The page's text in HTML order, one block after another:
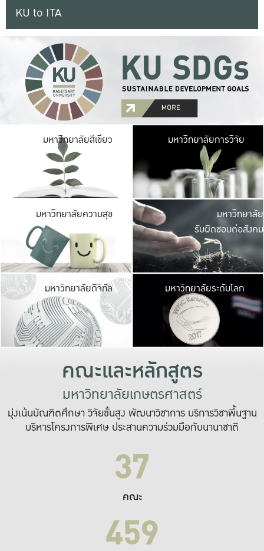
KU to ITA
มหาวิทยาลัยสีเขียว มหาวิ
มีพื้นที่เขียวสดใส
เป็นป่าในเมือง เกษต
มหาวิทยาลัยการวิจัย
มหาวิทยาลัยความสุข มหาวิ
ค
เปิดประ
และพบเรื่องราวใ
มหาวิทยาลัย
รับผิดชอบต่อสังคม
มหาวิทยาลัยดิจิทัล มหาวิ
เปลี่ยนแปลง แล
เพื่อทำง
ระบบสารสนเทศ
มหาวิทยาลัยระดับโลก
คณะและหลักสูตร
มหาวิทยาลัยเกษตรศาสตร์
มุ่งเน้นบัณฑิตศึกษา วิจัยขั้นสูง พัฒนาวิชาการ บริการวิชาพื้นฐาน
บริหารโครงการพิเศษ ประสานความร่วมมือกับนานาชาติ
37
คณะ
459